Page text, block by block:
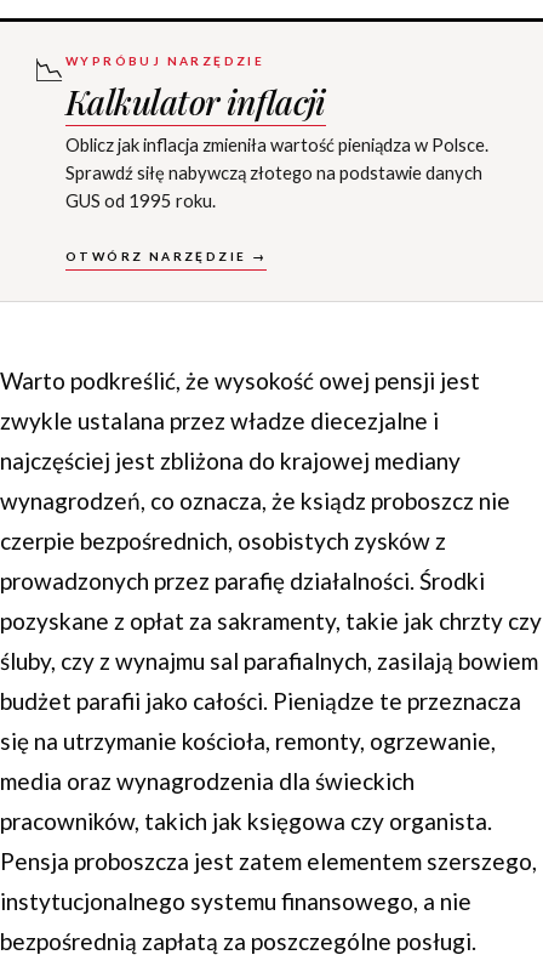
📉 WYPRÓBUJ NARZĘDZIE
Kalkulator inflacji
Oblicz jak inflacja zmieniła wartość pieniądza w Polsce.
Sprawdź siłę nabywczą złotego na podstawie danych
GUS od 1995 roku.
OTWÓRZ NARZĘDZIE →
Warto podkreślić, że wysokość owej pensji jest
zwykle ustalana przez władze diecezjalne i
najczęściej jest zbliżona do krajowej mediany
wynagrodzeń, co oznacza, że ksiądz proboszcz nie
czerpie bezpośrednich, osobistych zysków z
prowadzonych przez parafię działalności. Środki
pozyskane z opłat za sakramenty, takie jak chrzty czy
śluby, czy z wynajmu sal parafialnych, zasilają bowiem
budżet parafii jako całości. Pieniądze te przeznacza
się na utrzymanie kościoła, remonty, ogrzewanie,
media oraz wynagrodzenia dla świeckich
pracowników, takich jak księgowa czy organista.
Pensja proboszcza jest zatem elementem szerszego,
instytucjonalnego systemu finansowego, a nie
bezpośrednią zapłatą za poszczególne posługi.